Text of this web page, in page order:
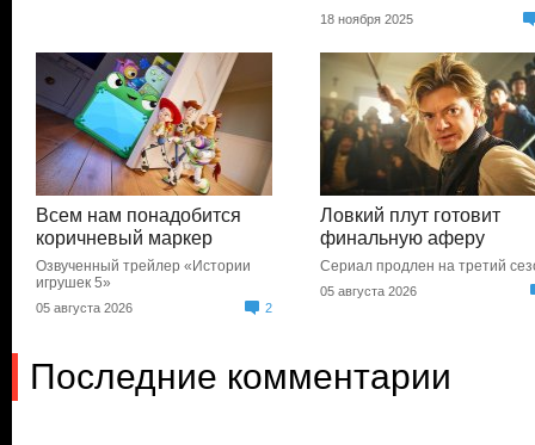
18 ноября 2025
Всем нам понадобится
коричневый маркер
Озвученный трейлер «Истории
игрушек 5»
05 августа 2026 2
Ловкий плут готовит
финальную аферу
Сериал продлен на третий
05 августа 2026
Последние комментарии